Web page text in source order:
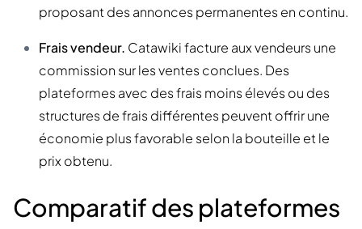
proposant des annonces permanentes en continu.
Frais vendeur. Catawiki facture aux vendeurs une
commission sur les ventes conclues. Des
plateformes avec des frais moins élevés ou des
structures de frais différentes peuvent offrir une
économie plus favorable selon la bouteille et le
prix obtenu.
Comparatif des plateformes